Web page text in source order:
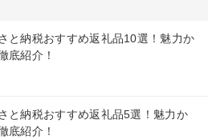
と納税おすすめ返礼品10選！魅力か
底紹介！
と納税おすすめ返礼品5選！魅力か
底紹介！